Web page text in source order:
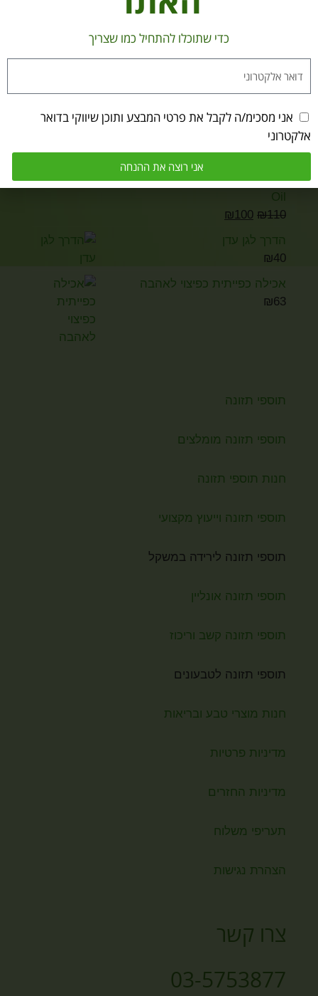
אמנות צ'וקין (The Art of Chokin)
שמן אתרי הינוקי Hinoki Essential
Oil
₪110
₪100
הדרך לגן עדן
₪40
אכילה כפייתית כפיצוי לאהבה
₪63
תוספי תזונה
תוספי תזונה מומלצים
חנות תוספי תזונה
תוספי תזונה וייעוץ מקצועי
תוספי תזונה לירידה במשקל
תוספי תזונה אונליין
תוספי תזונה קשב וריכוז
תוספי תזונה לטבעונים
חנות מוצרי טבע ובריאות
מדיניות פרטיות
מדיניות החזרים
תעריפי משלוח
הצהרת נגישות
צרו קשר
03-5753877
כדי שתוכלו להתחיל כמו שצריך
אני מסכימ/ה לקבל את פרטי המבצע ותוכן שיווקי בדואר
אלקטרוני
אני רוצה את ההנחה